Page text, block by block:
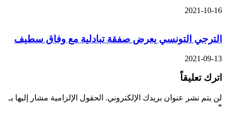
2021-10-16
الترجي التونسي يعرض صفقة تبادلية مع وفاق سطيف
2021-09-13
اترك تعليقاً
لن يتم نشر عنوان بريدك الإلكتروني. الحقول الإلزامية مشار إليها بـ
*